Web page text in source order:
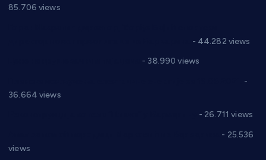
85.706 views
- 44.282 views
- 38.990 views
-
36.664 views
- 26.711 views
- 25.536
views